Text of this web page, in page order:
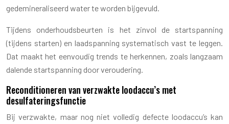
gedemineraliseerd water te worden bijgevuld.
Tijdens onderhoudsbeurten is het zinvol de startspanning
(tijdens starten) en laadspanning systematisch vast te leggen.
Dat maakt het eenvoudig trends te herkennen, zoals langzaam
dalende startspanning door veroudering.
Reconditioneren van verzwakte loodaccu’s met
desulfateringsfunctie
Bij verzwakte, maar nog niet volledig defecte loodaccu’s kan